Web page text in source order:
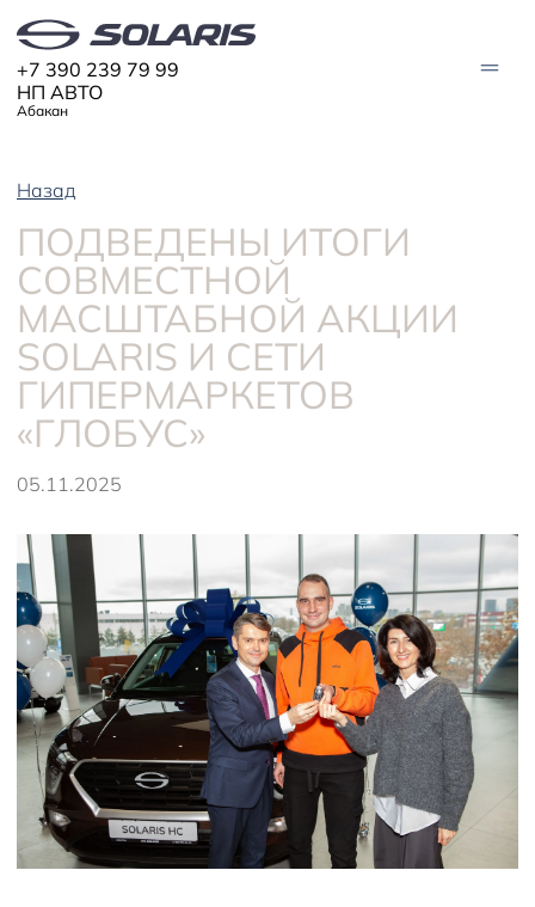
НП АВТО
Абакан
+7 390 239 79 99
МОДЕЛИ
Solaris HC
Solaris KRX
Solaris KRS
Solaris HS
ЦИФРОВОЙ АВТОМОБИЛЬ
ПОКУПАТЕЛЯМ
Кредит
Трейд-ин
Корпоративным клиентам
Плати частями
Запасные части
Новости
Назад
ПОДВЕДЕНЫ ИТОГИ
СОВМЕСТНОЙ
МАСШТАБНОЙ АКЦИИ
SOLARIS И СЕТИ
ГИПЕРМАРКЕТОВ
«ГЛОБУС»
05.11.2025